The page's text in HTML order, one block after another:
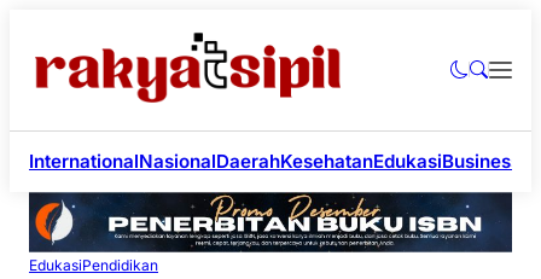
InternationalNasionalDaerahKesehatanEdukasiBusiness
EdukasiPendidikan